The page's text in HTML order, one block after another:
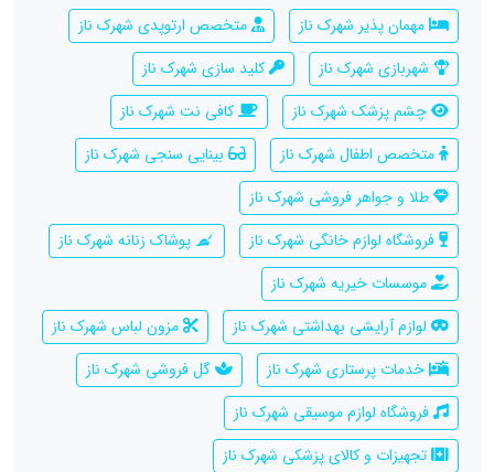
مهمان پذیر شهرک ناز
متخصص ارتوپدی شهرک ناز
شهربازی شهرک ناز
کلید سازی شهرک ناز
چشم پزشک شهرک ناز
کافی نت شهرک ناز
متخصص اطفال شهرک ناز
بینایی سنجی شهرک ناز
طلا و جواهر فروشی شهرک ناز
فروشگاه لوازم خانگی شهرک ناز
پوشاک زنانه شهرک ناز
موسسات خیریه شهرک ناز
لوازم آرایشی بهداشتی شهرک ناز
مزون لباس شهرک ناز
خدمات پرستاری شهرک ناز
گل فروشی شهرک ناز
فروشگاه لوازم موسیقی شهرک ناز
تجهیزات و کالای پزشکی شهرک ناز